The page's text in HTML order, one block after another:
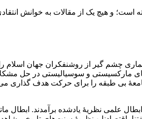
است‌‌‌‌‌‌؛ و هیچ یک از مقالات به خوانش
چشم گیر از روشنفکران جهان اسلام را
مارکسیستی و سوسیالیستی در حل
بی طبقه را برای حرکت هدف گذاری
علمی‌ نظریۀ‌ یادشده برآمدند‌‌‌‌. ابطال